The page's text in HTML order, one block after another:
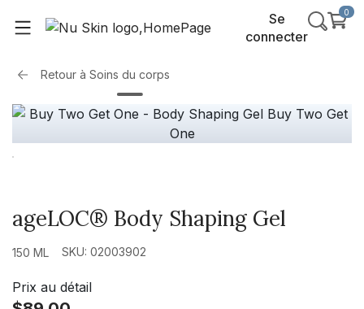
Se
connecter
0
Retour à Soins du corps
ageLOC® Body Shaping Gel
150 ML SKU: 02003902
Prix au détail